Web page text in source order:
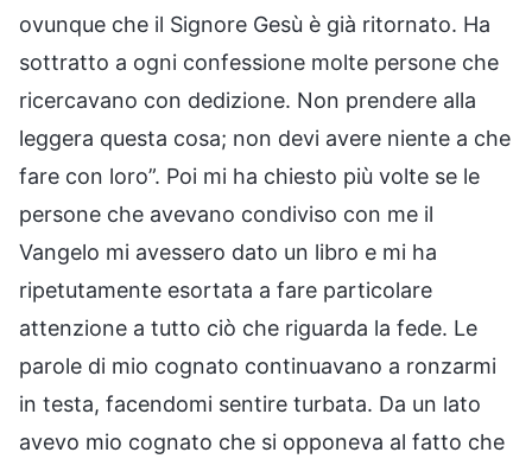
ovunque che il Signore Gesù è già ritornato. Ha
sottratto a ogni confessione molte persone che
ricercavano con dedizione. Non prendere alla
leggera questa cosa; non devi avere niente a che
fare con loro”. Poi mi ha chiesto più volte se le
persone che avevano condiviso con me il
Vangelo mi avessero dato un libro e mi ha
ripetutamente esortata a fare particolare
attenzione a tutto ciò che riguarda la fede. Le
parole di mio cognato continuavano a ronzarmi
in testa, facendomi sentire turbata. Da un lato
avevo mio cognato che si opponeva al fatto che